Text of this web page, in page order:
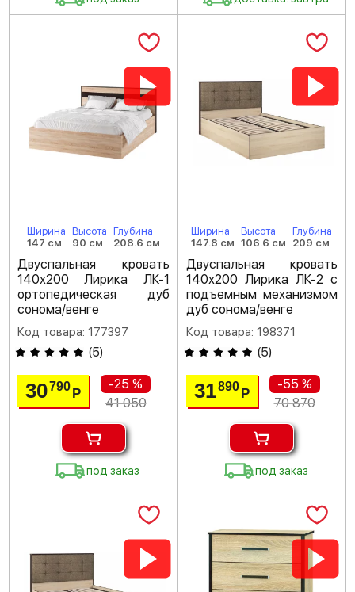
Ширина
147 см
Высота
90 см
Глубина
208.6 см
Двуспальная кровать
140х200 Лирика ЛК-1
ортопедическая дуб
сонома/венге
Код товара: 177397
(5)
30790Р
-25 %
41 050
под заказ
Ширина
147.8 см
Высота
106.6 см
Глубина
209 см
Двуспальная кровать
140х200 Лирика ЛК-2 с
подъемным механизмом
дуб сонома/венге
Код товара: 198371
(5)
31890 Р
-55 %
70 870
под заказ